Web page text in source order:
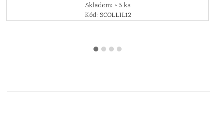
Skladem: > 5 ks
Kód: SCOLLIL12